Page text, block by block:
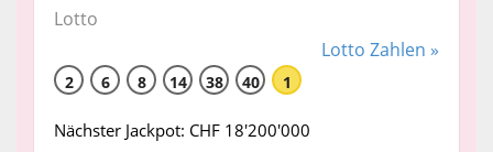
Lotto Zahlen »
2 6 8 14 38 40 1
Nächster Jackpot: CHF 18'200'000